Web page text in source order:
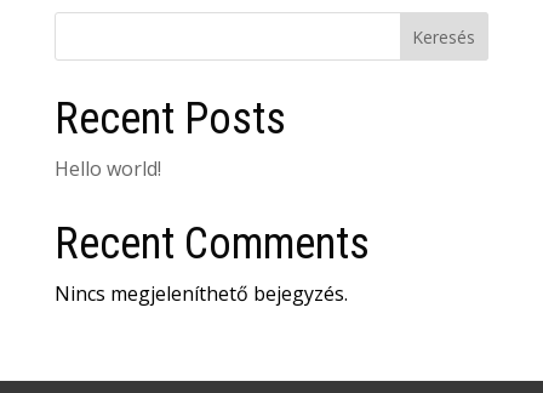
Keresés
Recent Posts
Hello world!
Recent Comments
Nincs megjeleníthető bejegyzés.